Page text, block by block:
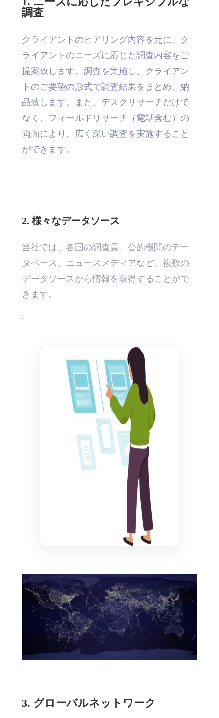
調査
クライアントのヒアリング内容を元に、ク
ライアントのニーズに応じた調査内容をご
提案致します。調査を実施し、クライアン
トのご要望の形式で調査結果をまとめ、納
品致します。また、デスクリサーチだけで
なく、フィールドリサーチ（電話含む）の
両面により、広く深い調査を実施すること
ができます。
2. 様々なデータソース
当社では、各国の調査員、公的機関のデー
タベース、ニュースメディアなど、複数の
データソースから情報を取得することがで
きます。
.
3. グローバルネットワーク